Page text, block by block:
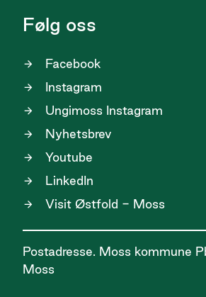
Følg oss
Facebook
Instagram
Ungimoss Instagram
Nyhetsbrev
Youtube
LinkedIn
Visit Østfold - Moss
Postadresse. Moss kommune
Moss